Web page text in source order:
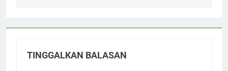
TINGGALKAN BALASAN